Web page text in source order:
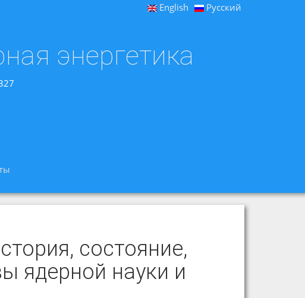
English Русский
энергетика
состояние,
ядерной науки и